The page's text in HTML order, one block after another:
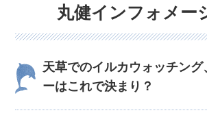
丸健インフォメー
天草でのイルカウォッチン
ーはこれで決まり？